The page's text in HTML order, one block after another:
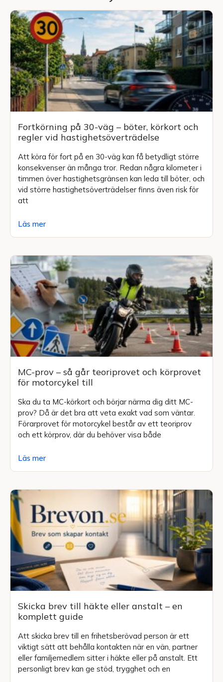
Fortkörning på 30-väg – böter, körkort och
regler vid hastighetsöverträdelse
Att köra för fort på en 30-väg kan få betydligt större
konsekvenser än många tror. Redan några kilometer i
timmen över hastighetsgränsen kan leda till böter, och
vid större hastighetsöverträdelser finns även risk för
att
Läs mer
MC-prov – så går teoriprovet och körprovet
för motorcykel till
Ska du ta MC-körkort och börjar närma dig ditt MC-
prov? Då är det bra att veta exakt vad som väntar.
Förarprovet för motorcykel består av ett teoriprov
och ett körprov, där du behöver visa både
Läs mer
Skicka brev till häkte eller anstalt – en
komplett guide
Att skicka brev till en frihetsberövad person är ett
viktigt sätt att behålla kontakten när en vän, partner
eller familjemedlem sitter i häkte eller på anstalt. Ett
personligt brev kan ge stöd, trygghet och en